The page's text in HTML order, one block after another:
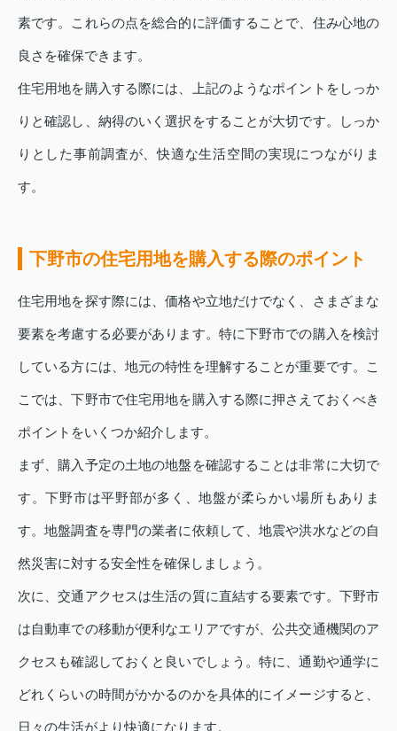
素です。これらの点を総合的に評価することで、住み心地の
良さを確保できます。
住宅用地を購入する際には、上記のようなポイントをしっか
りと確認し、納得のいく選択をすることが大切です。しっか
りとした事前調査が、快適な生活空間の実現につながりま
す。
下野市の住宅用地を購入する際のポイント
住宅用地を探す際には、価格や立地だけでなく、さまざまな
要素を考慮する必要があります。特に下野市での購入を検討
している方には、地元の特性を理解することが重要です。こ
こでは、下野市で住宅用地を購入する際に押さえておくべき
ポイントをいくつか紹介します。
まず、購入予定の土地の地盤を確認することは非常に大切で
す。下野市は平野部が多く、地盤が柔らかい場所もありま
す。地盤調査を専門の業者に依頼して、地震や洪水などの自
然災害に対する安全性を確保しましょう。
次に、交通アクセスは生活の質に直結する要素です。下野市
は自動車での移動が便利なエリアですが、公共交通機関のア
クセスも確認しておくと良いでしょう。特に、通勤や通学に
どれくらいの時間がかかるのかを具体的にイメージすると、
日々の生活がより快適になります。